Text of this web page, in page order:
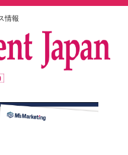
情報